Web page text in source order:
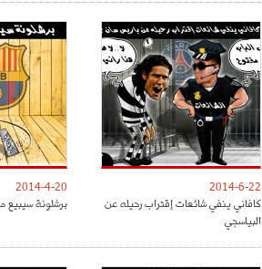
2014-6-22
كافاني ينفي شائعات إقتراب رحيله عن
البياسجي
2014-4-20
برشلونة سيبيع